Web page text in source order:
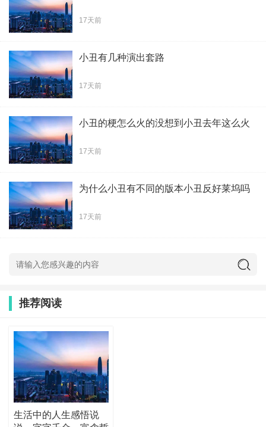
17天前
小丑有几种演出套路
17天前
小丑的梗怎么火的没想到小丑去年这么火
17天前
为什么小丑有不同的版本小丑反好莱坞吗
17天前
推荐阅读
生活中的人生感悟说